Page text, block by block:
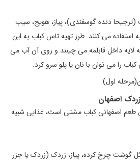
دنده گوسفندی)، پیاز، هویج، سیب
استفاده می کنند. طرز تهیه تاس کباب به این
لایه داخل قابلمه می چینند و روی آن آب می
را می توان با نان یا پلو سرو کرد.
اصفهانی کباب مشتی است، غذایی شبیه
گوشت چرخ کرده، پیاز، زردک (زردک یا جزر